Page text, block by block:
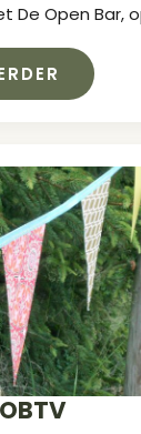
De Open Bar,